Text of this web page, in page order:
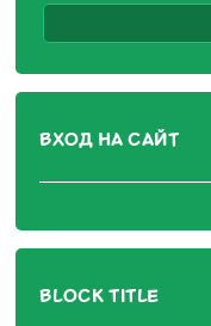
ВХОД НА САЙТ
BLOCK TITLE